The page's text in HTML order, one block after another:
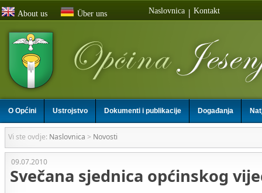
About us Über uns Naslovnica | Kontakt
O Općini Ustrojstvo Dokumenti i publikacije Događanja
Vi ste ovdje: Naslovnica > Novosti
09.07.2010
Svečana sjednica općinskog